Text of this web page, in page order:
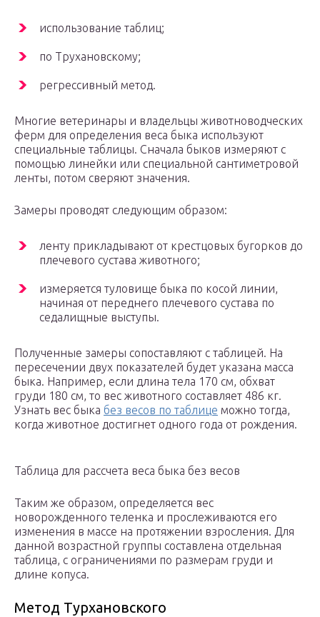
использование таблиц;
по Трухановскому;
регрессивный метод.
Многие ветеринары и владельцы животноводческих
ферм для определения веса быка используют
специальные таблицы. Сначала быков измеряют с
помощью линейки или специальной сантиметровой
ленты, потом сверяют значения.
Замеры проводят следующим образом:
ленту прикладывают от крестцовых бугорков до
плечевого сустава животного;
измеряется туловище быка по косой линии,
начиная от переднего плечевого сустава по
седалищные выступы.
Полученные замеры сопоставляют с таблицей. На
пересечении двух показателей будет указана масса
быка. Например, если длина тела 170 см, обхват
груди 180 см, то вес животного составляет 486 кг.
Узнать вес быка без весов по таблице можно тогда,
когда животное достигнет одного года от рождения.
Таблица для рассчета веса быка без весов
Таким же образом, определяется вес
новорожденного теленка и прослеживаются его
изменения в массе на протяжении взросления. Для
данной возрастной группы составлена отдельная
таблица, с ограничениями по размерам груди и
длине копуса.
Метод Турхановского